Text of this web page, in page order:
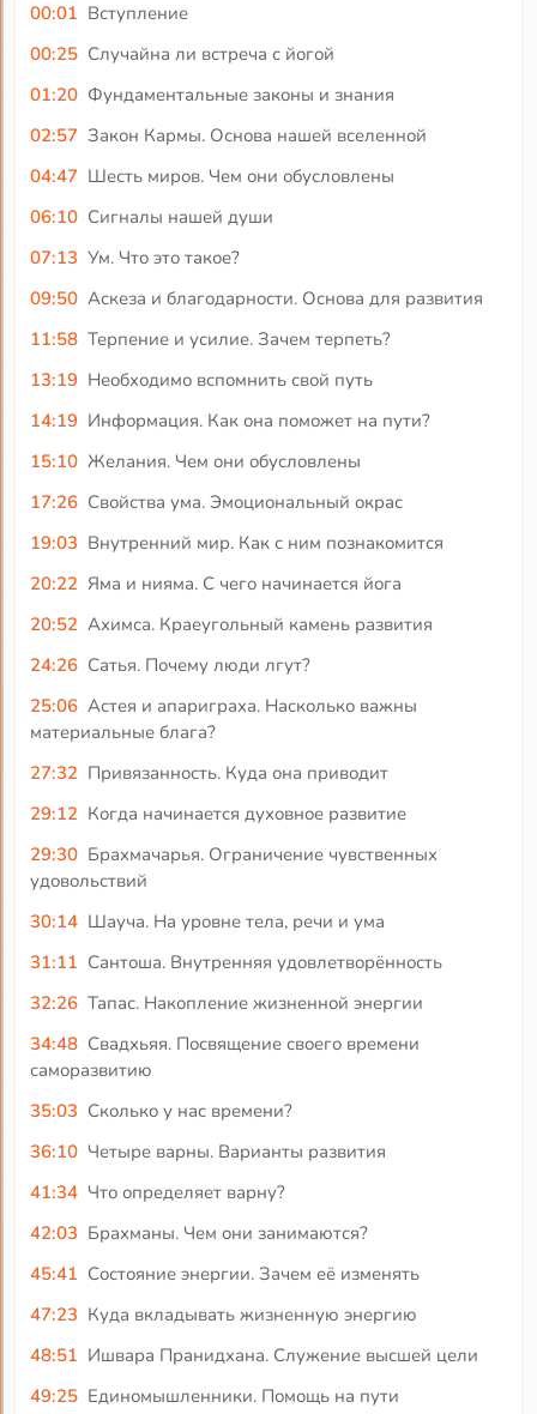
00:01 Вступление
00:25 Случайна ли встреча с йогой
01:20 Фундаментальные законы и знания
02:57 Закон Кармы. Основа нашей вселенной
04:47 Шесть миров. Чем они обусловлены
06:10 Сигналы нашей души
07:13 Ум. Что это такое?
09:50 Аскеза и благодарности. Основа для развития
11:58 Терпение и усилие. Зачем терпеть?
13:19 Необходимо вспомнить свой путь
14:19 Информация. Как она поможет на пути?
15:10 Желания. Чем они обусловлены
17:26 Свойства ума. Эмоциональный окрас
19:03 Внутренний мир. Как с ним познакомится
20:22 Яма и нияма. С чего начинается йога
20:52 Ахимса. Краеугольный камень развития
24:26 Сатья. Почему люди лгут?
25:06 Астея и апариграха. Насколько важны
материальные блага?
27:32 Привязанность. Куда она приводит
29:12 Когда начинается духовное развитие
29:30 Брахмачарья. Ограничение чувственных
удовольствий
30:14 Шауча. На уровне тела, речи и ума
31:11 Сантоша. Внутренняя удовлетворённость
32:26 Тапас. Накопление жизненной энергии
34:48 Свадхьяя. Посвящение своего времени
саморазвитию
35:03 Сколько у нас времени?
36:10 Четыре варны. Варианты развития
41:34 Что определяет варну?
42:03 Брахманы. Чем они занимаются?
45:41 Состояние энергии. Зачем её изменять
47:23 Куда вкладывать жизненную энергию
48:51 Ишвара Пранидхана. Служение высшей цели
49:25 Единомышленники. Помощь на пути